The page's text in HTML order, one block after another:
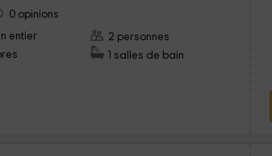
0 opinions
entier
2 personnes
1 salles de bain